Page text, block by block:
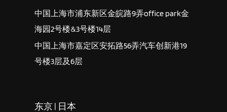
中国上海市浦东新区金皖路9弄office park金
海园2号楼&3号楼14层
中国上海市嘉定区安拓路56弄汽车创新港19
号楼3层及6层
东京 | 日本